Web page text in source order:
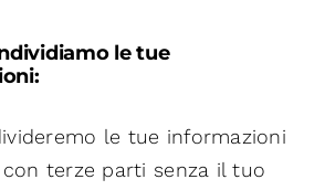
le tue
le tue informazioni
terze parti senza il tuo